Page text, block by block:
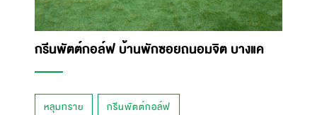
กรีนพัตต์กอล์ฟ บ้านพักซอยถนอมจิต บางแค
หลุมทราย กรีนพัตต์กอล์ฟ